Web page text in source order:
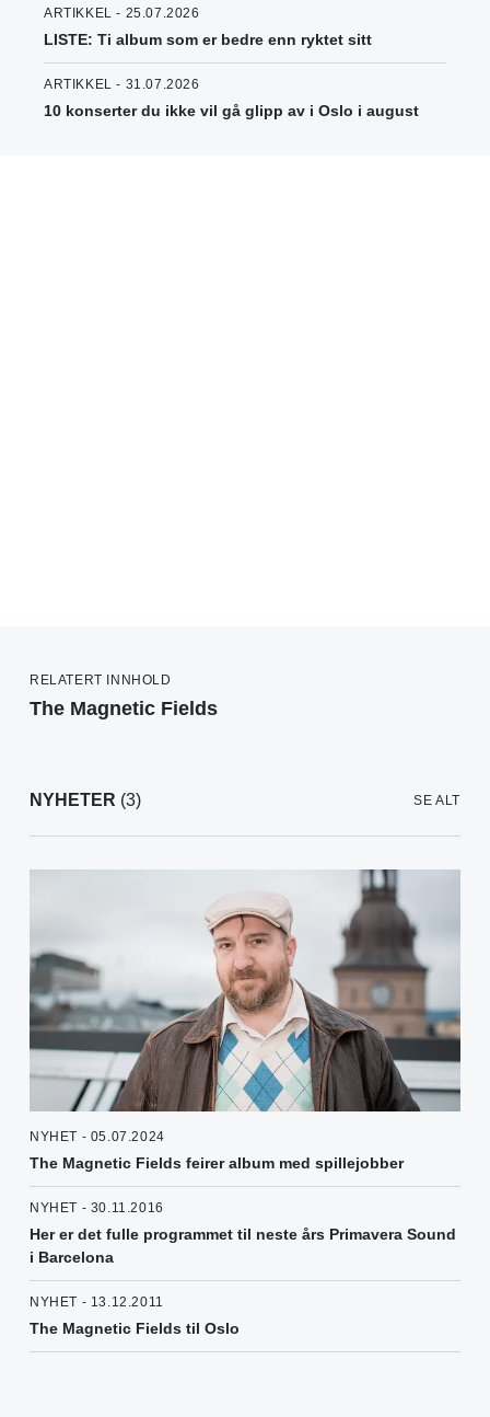
ARTIKKEL - 25.07.2026
LISTE: Ti album som er bedre enn ryktet sitt
ARTIKKEL - 31.07.2026
10 konserter du ikke vil gå glipp av i Oslo i august
RELATERT INNHOLD
The Magnetic Fields
NYHETER (3) SE ALT
NYHET - 05.07.2024
The Magnetic Fields feirer album med spillejobber
NYHET - 30.11.2016
Her er det fulle programmet til neste års Primavera Sound
i Barcelona
NYHET - 13.12.2011
The Magnetic Fields til Oslo